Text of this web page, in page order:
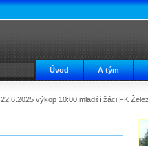
Úvod A tým
22.6.2025 výkop 10:00 mladší žáci FK